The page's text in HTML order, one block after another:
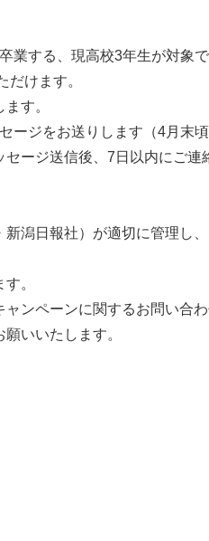
業する、現高校3年生が対象で
けます。
す。
ージをお送りします（4月末
ージ送信後、7日以内にご連
潟日報社）が適切に管理し
。
ンペーンに関するお問い合
いいたします。